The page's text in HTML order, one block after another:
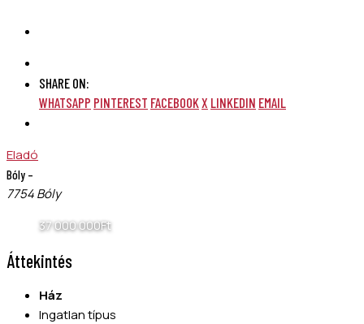
SHARE ON:
WHATSAPP PINTEREST FACEBOOKX LINKEDIN EMAIL
Eladó
Bóly –
7754 Bóly
37 000 000Ft
Áttekintés
Ház
Ingatlan típus